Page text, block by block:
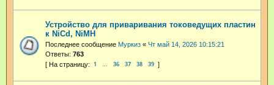
Устройство для приваривания токоведущих пластин
к NiCd, NiMH
Последнее сообщение Муркиз « Чт май 14, 2026 10:15:21
Ответы: 763
1 … 36 37 38 39